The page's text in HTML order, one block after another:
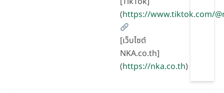
(https://www.tiktok.com/
[เว็บไซต์
NKA.co.th]
(https://nka.co.th)